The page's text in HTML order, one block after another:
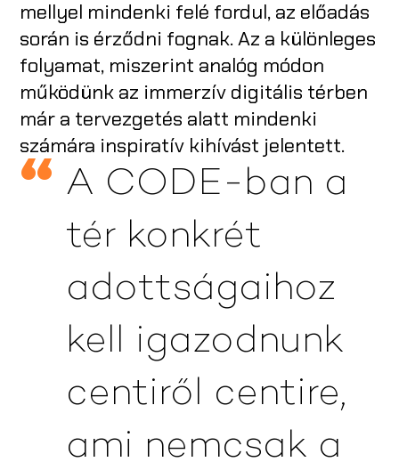
mellyel mindenki felé fordul, az előadás
során is érződni fognak. Az a különleges
folyamat, miszerint analóg módon
működünk az immerzív digitális térben
már a tervezgetés alatt mindenki
számára inspiratív kihívást jelentett.
A CODE-ban a
tér konkrét
adottságaihoz
kell igazodnunk
centiről centire,
ami nemcsak a